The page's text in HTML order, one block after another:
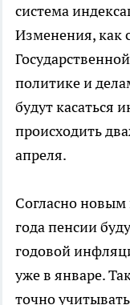
система
Изменения, как
политике и
будут касаться
происходить
апреля.
Согласно новым
года пенсии
годовой
уже в январе.
точно